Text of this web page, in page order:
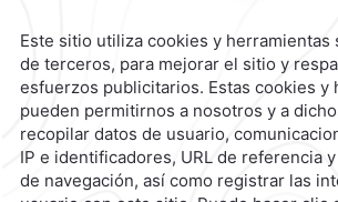
Reservaciones | 800 901 2300
contacto@caminoreal.com
reservaciones@caminoreal.com